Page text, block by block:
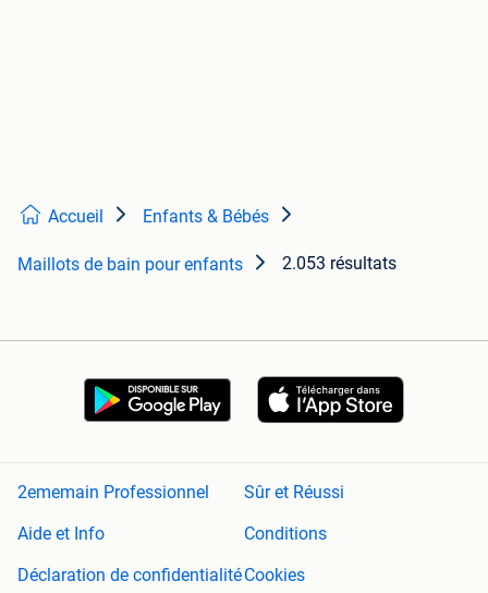
Accueil Enfants & Bébés
Maillots de bain pour enfants 2.053 résultats
2ememain Professionnel
Sûr et Réussi
Aide et Info
Conditions
Déclaration de confidentialitéCookies